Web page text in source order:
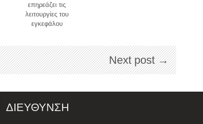
επηρεάζει τις
λειτουργίες του
εγκεφάλου
Next post →
ΔΙΕΥΘΥΝΣΗ